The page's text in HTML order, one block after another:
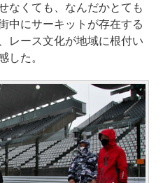
なくても、なんだかとても
中にサーキットが存在する
レース文化が地域に根付い
した。